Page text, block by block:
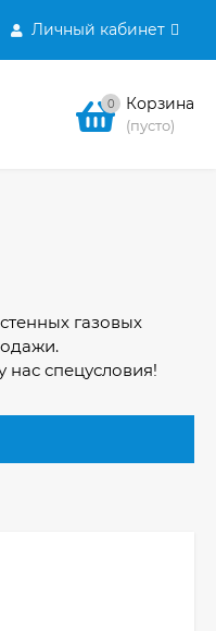
Личный кабинет
0 Корзина
(пусто)
газовых
спецусловия!